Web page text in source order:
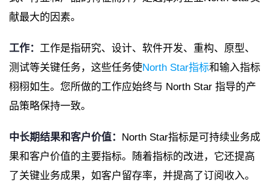
献最大的因素。
工作： 工作是指研究、设计、软件开发、重构、原型、
测试等关键任务，这些任务使North Star指标和输入指标
栩栩如生。您所做的工作应始终与 North Star 指导的产
品策略保持一致。
中长期结果和客户价值： North Star指标是可持续业务成
果和客户价值的主要指标。随着指标的改进，它还提高
了关键业务成果，如客户留存率，并提高了订阅收入。